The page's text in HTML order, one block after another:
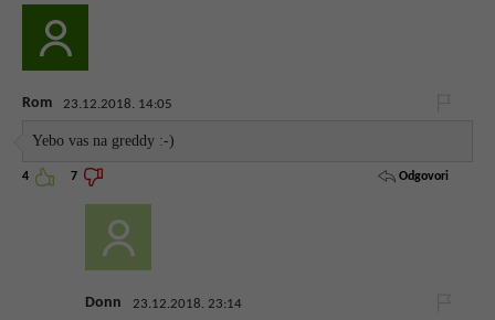
Rom 23.12.2018. 14:05
Yebo vas na greddy :-)
4 7 Odgovori
Donn 23.12.2018. 23:14